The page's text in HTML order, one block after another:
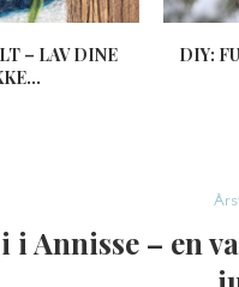
– LAV DINE
DIY:
i Annisse – en